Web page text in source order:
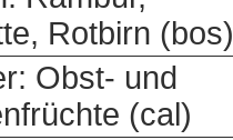
Rotbirn (bos)
Obst- und
(cal)